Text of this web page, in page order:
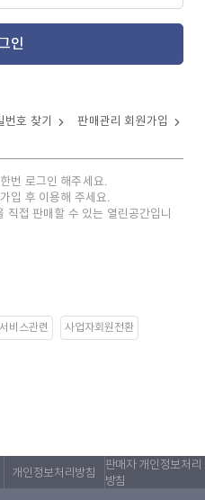
인
호 찾기 판매관리 회원가입
번 로그인 해주세요.
입 후 이용해 주세요.
접 판매할 수 있는 열린공간입니
비스관련 사업자회원전환
개인정보처리방침
판매자 개인정보처리
방침